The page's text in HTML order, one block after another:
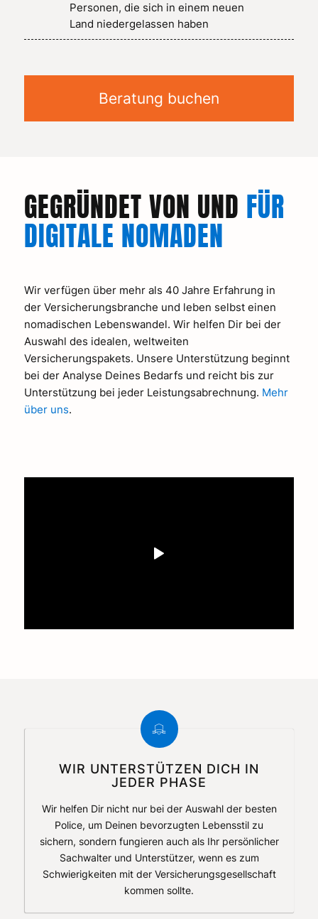
Personen, die sich in einem neuen
Land niedergelassen haben
Beratung buchen
GEGRÜNDET VON UND FÜR
DIGITALE NOMADEN
Wir verfügen über mehr als 40 Jahre Erfahrung in
der Versicherungsbranche und leben selbst einen
nomadischen Lebenswandel. Wir helfen Dir bei der
Auswahl des idealen, weltweiten
Versicherungspakets. Unsere Unterstützung beginnt
bei der Analyse Deines Bedarfs und reicht bis zur
Unterstützung bei jeder Leistungsabrechnung. Mehr
über uns.
WIR UNTERSTÜTZEN DICH IN
JEDER PHASE
Wir helfen Dir nicht nur bei der Auswahl der besten
Police, um Deinen bevorzugten Lebensstil zu
sichern, sondern fungieren auch als Ihr persönlicher
Sachwalter und Unterstützer, wenn es zum
Schwierigkeiten mit der Versicherungsgesellschaft
kommen sollte.